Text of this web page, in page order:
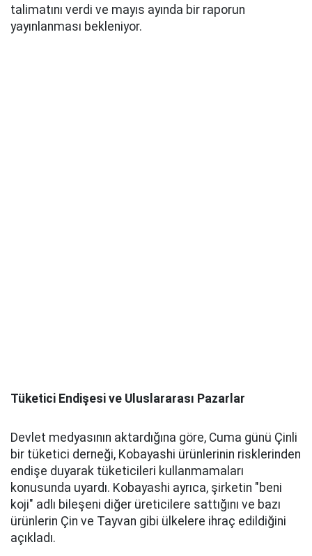
talimatını verdi ve mayıs ayında bir raporun
yayınlanması bekleniyor.
Tüketici Endişesi ve Uluslararası Pazarlar
Devlet medyasının aktardığına göre, Cuma günü Çinli
bir tüketici derneği, Kobayashi ürünlerinin risklerinden
endişe duyarak tüketicileri kullanmamaları
konusunda uyardı. Kobayashi ayrıca, şirketin "beni
koji" adlı bileşeni diğer üreticilere sattığını ve bazı
ürünlerin Çin ve Tayvan gibi ülkelere ihraç edildiğini
açıkladı.